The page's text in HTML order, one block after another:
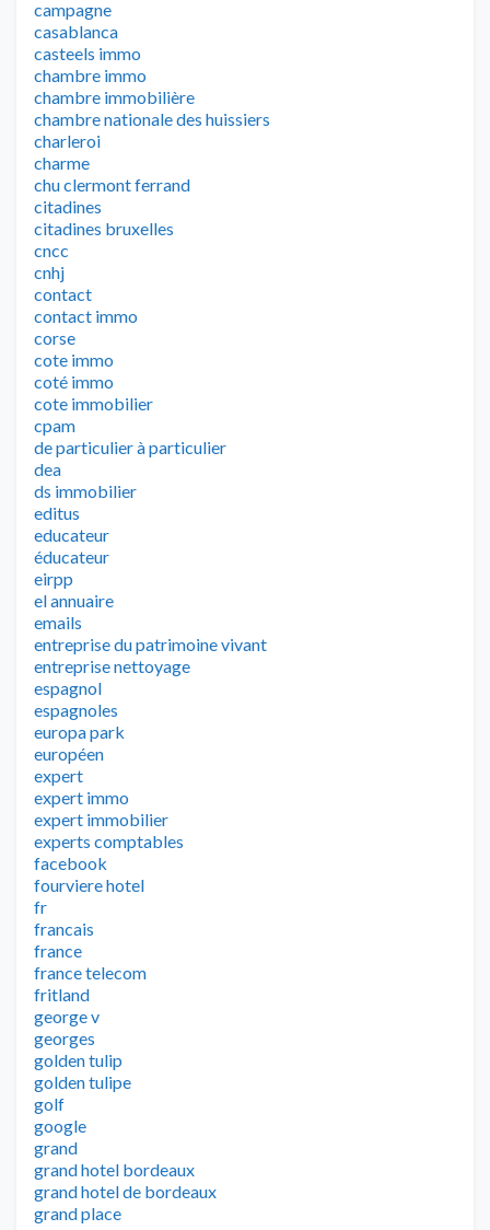
campagne
casablanca
casteels immo
chambre immo
chambre immobilière
chambre nationale des huissiers
charleroi
charme
chu clermont ferrand
citadines
citadines bruxelles
cncc
cnhj
contact
contact immo
corse
cote immo
coté immo
cote immobilier
cpam
de particulier à particulier
dea
ds immobilier
editus
educateur
éducateur
eirpp
el annuaire
emails
entreprise du patrimoine vivant
entreprise nettoyage
espagnol
espagnoles
europa park
européen
expert
expert immo
expert immobilier
experts comptables
facebook
fourviere hotel
fr
francais
france
france telecom
fritland
george v
georges
golden tulip
golden tulipe
golf
google
grand
grand hotel bordeaux
grand hotel de bordeaux
grand place